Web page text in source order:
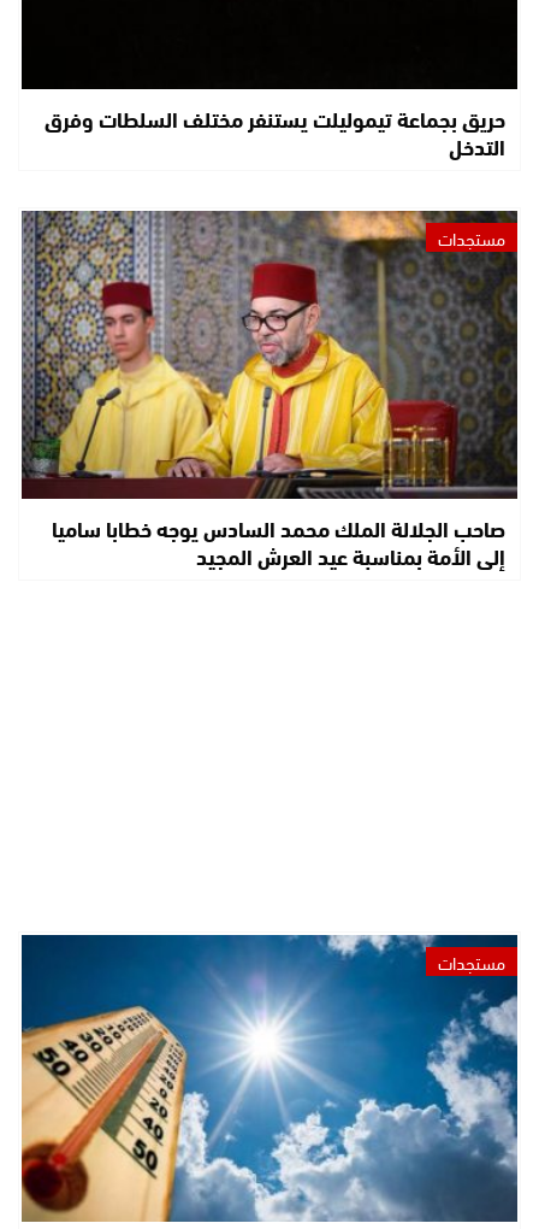
حريق بجماعة تيموليلت يستنفر مختلف السلطات وفرق
التدخل
مستجدات
صاحب الجلالة الملك محمد السادس يوجه خطابا ساميا
إلى الأمة بمناسبة عيد العرش المجيد
مستجدات